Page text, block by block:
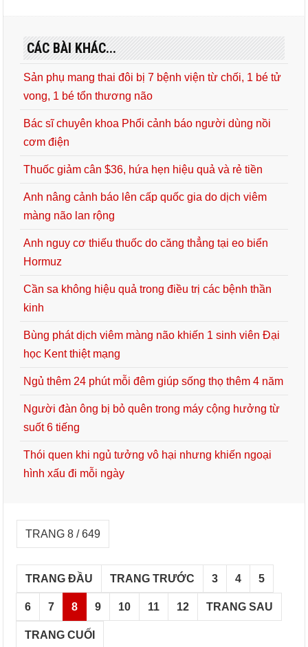
CÁC BÀI KHÁC...
Sản phụ mang thai đôi bị 7 bệnh viện từ chối, 1 bé tử
vong, 1 bé tổn thương não
Bác sĩ chuyên khoa Phổi cảnh báo người dùng nồi
cơm điện
Thuốc giảm cân $36, hứa hẹn hiệu quả và rẻ tiền
Anh nâng cảnh báo lên cấp quốc gia do dịch viêm
màng não lan rộng
Anh nguy cơ thiếu thuốc do căng thẳng tại eo biển
Hormuz
Cần sa không hiệu quả trong điều trị các bệnh thần
kinh
Bùng phát dịch viêm màng não khiến 1 sinh viên Đại
học Kent thiệt mạng
Ngủ thêm 24 phút mỗi đêm giúp sống thọ thêm 4 năm
Người đàn ông bị bỏ quên trong máy cộng hưởng từ
suốt 6 tiếng
Thói quen khi ngủ tưởng vô hại nhưng khiến ngoại
hình xấu đi mỗi ngày
TRANG 8 / 649
TRANG ĐẦU TRANG TRƯỚC 3 4 5
6 7 8 9 10 11 12 TRANG SAU
TRANG CUỐI